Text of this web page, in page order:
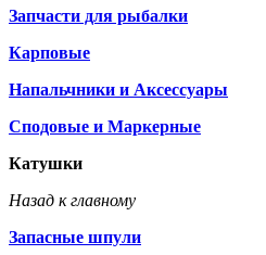
Запчасти для рыбалки
Карповые
Напальчники и Аксессуары
Сподовые и Маркерные
Катушки
Назад к главному
Запасные шпули